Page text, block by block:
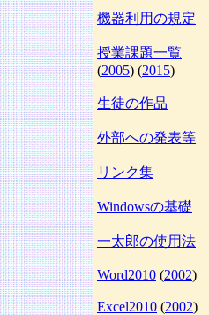
機器利用の規定
授業課題一覧
(2005) (2015)
生徒の作品
外部への発表等
リンク集
Windowsの基礎
一太郎の使用法
Word2010 (2002)
Excel2010 (2002)